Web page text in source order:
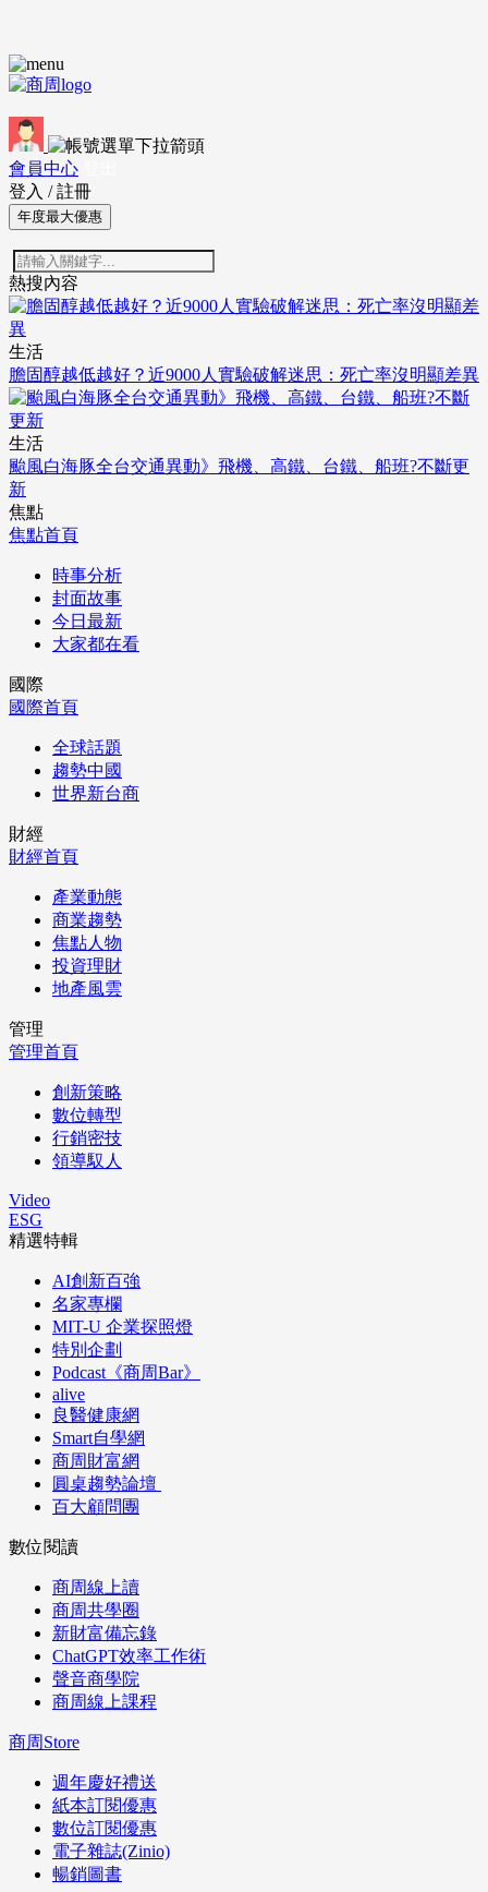
會員中心
登入 / 註冊
年度最大優惠
熱搜內容
生活
膽固醇越低越好？近9000人實驗破解迷思：死亡率沒明顯差異
生活
颱風白海豚全台交通異動》飛機、高鐵、台鐵、船班?不斷更
新
焦點
焦點首頁
時事分析
封面故事
今日最新
大家都在看
國際
國際首頁
全球話題
趨勢中國
世界新台商
財經
財經首頁
產業動態
商業趨勢
焦點人物
投資理財
地產風雲
管理
管理首頁
創新策略
數位轉型
行銷密技
領導馭人
Video
ESG
精選特輯
AI創新百強
名家專欄
MIT-U 企業探照燈
特別企劃
Podcast《商周Bar》
alive
良醫健康網
Smart自學網
商周財富網
圓桌趨勢論壇
百大顧問團
數位閱讀
商周線上讀
商周共學圈
新財富備忘錄
ChatGPT效率工作術
聲音商學院
商周線上課程
商周Store
週年慶好禮送
紙本訂閱優惠
數位訂閱優惠
電子雜誌(Zinio)
暢銷圖書